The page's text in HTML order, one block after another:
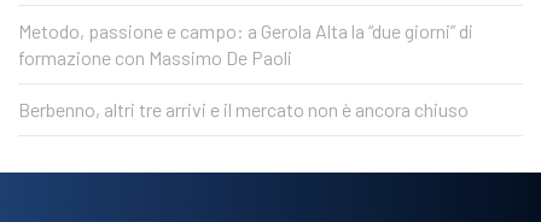
Metodo, passione e campo: a Gerola Alta la “due giorni” di
formazione con Massimo De Paoli
Berbenno, altri tre arrivi e il mercato non è ancora chiuso